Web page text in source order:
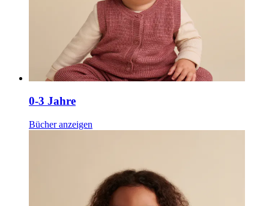
0-3 Jahre
Bücher anzeigen